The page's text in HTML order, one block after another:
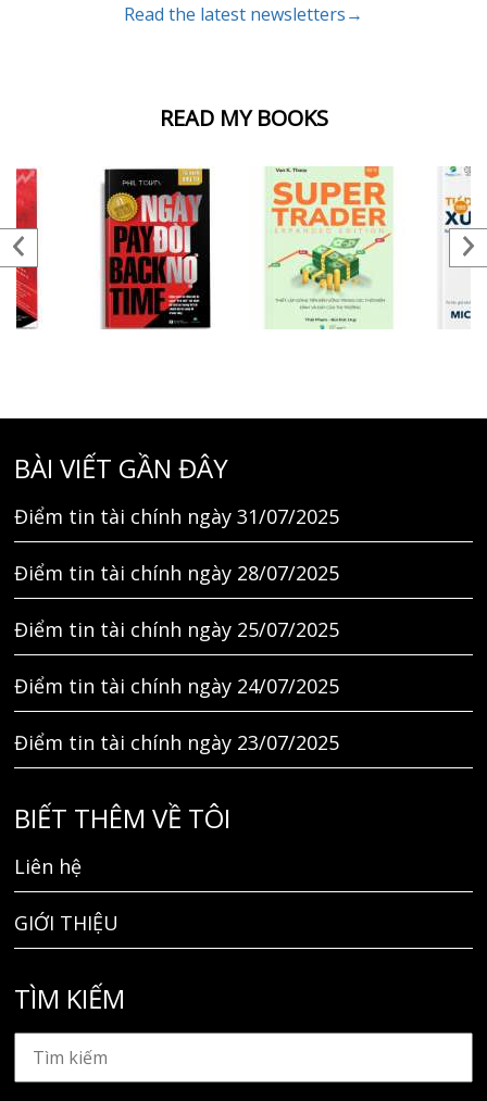
READ MY BOOKS
Read the latest newsletters→
BÀI VIẾT GẦN ĐÂY
Điểm tin tài chính ngày 31/07/2025
Điểm tin tài chính ngày 28/07/2025
Điểm tin tài chính ngày 25/07/2025
Điểm tin tài chính ngày 24/07/2025
Điểm tin tài chính ngày 23/07/2025
BIẾT THÊM VỀ TÔI
Liên hệ
GIỚI THIỆU
TÌM KIẾM